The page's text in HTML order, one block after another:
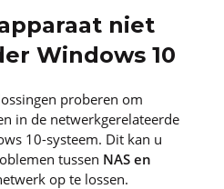
niet
Windows 10
proberen om
in de netwerkgerelateerde
10-systeem. Dit kan u
tussen NAS en
op te lossen.